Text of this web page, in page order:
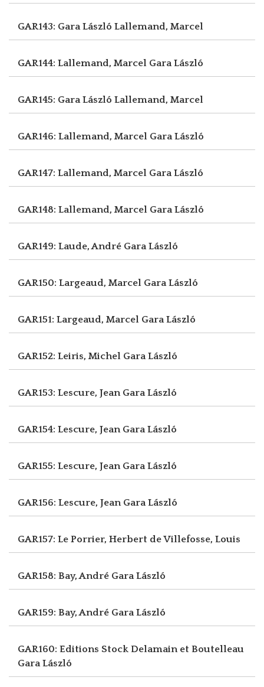
GAR143: Gara László Lallemand, Marcel
GAR144: Lallemand, Marcel Gara László
GAR145: Gara László Lallemand, Marcel
GAR146: Lallemand, Marcel Gara László
GAR147: Lallemand, Marcel Gara László
GAR148: Lallemand, Marcel Gara László
GAR149: Laude, André Gara László
GAR150: Largeaud, Marcel Gara László
GAR151: Largeaud, Marcel Gara László
GAR152: Leiris, Michel Gara László
GAR153: Lescure, Jean Gara László
GAR154: Lescure, Jean Gara László
GAR155: Lescure, Jean Gara László
GAR156: Lescure, Jean Gara László
GAR157: Le Porrier, Herbert de Villefosse, Louis
GAR158: Bay, André Gara László
GAR159: Bay, André Gara László
GAR160: Editions Stock Delamain et Boutelleau
Gara László